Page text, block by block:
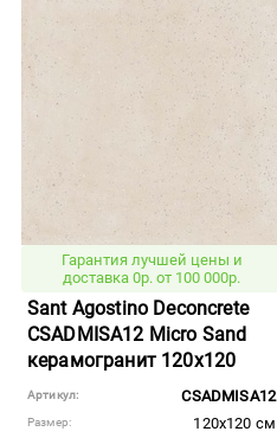
Гарантия лучшей цены и
доставка 0р. от 100 000р.
Sant Agostino Deconcrete
CSADMISA12 Micro Sand
керамогранит 120x120
Артикул: CSADMISA12
Размер: 120x120 см